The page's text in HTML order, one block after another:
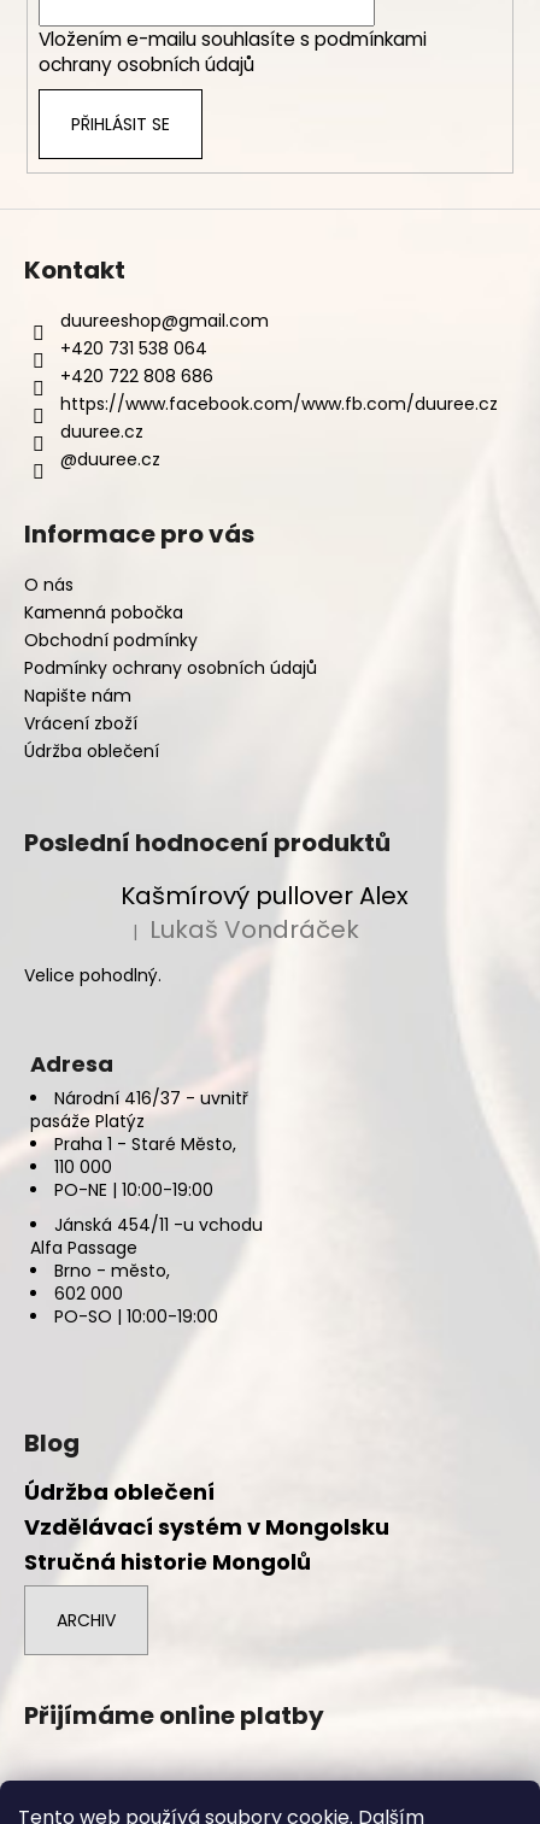
Tento web používá soubory cookie. Dalším
Vložením e-mailu souhlasíte s podmínkami
ochrany osobních údajů
PŘIHLÁSIT SE
Kontakt
duureeshop@gmail.com
+420 731 538 064
+420 722 808 686
https://www.facebook.com/www.fb.com/duuree.cz
duuree.cz
@duuree.cz
Informace pro vás
O nás
Kamenná pobočka
Obchodní podmínky
Podmínky ochrany osobních údajů
Napište nám
Vrácení zboží
Údržba oblečení
Poslední hodnocení produktů
Kašmírový pullover Alex
Hodnocení produktu je 5 z 5 hvězdiček.
| Lukaš Vondráček
Velice pohodlný.
Adresa
Národní 416/37 - uvnitř
pasáže Platýz
Praha 1 - Staré Město,
110 000
PO-NE | 10:00-19:00
Jánská 454/11 -u vchodu
Alfa Passage
Brno - město,
602 000
PO-SO | 10:00-19:00
Blog
Údržba oblečení
Vzdělávací systém v Mongolsku
Stručná historie Mongolů
ARCHIV
Přijímáme online platby